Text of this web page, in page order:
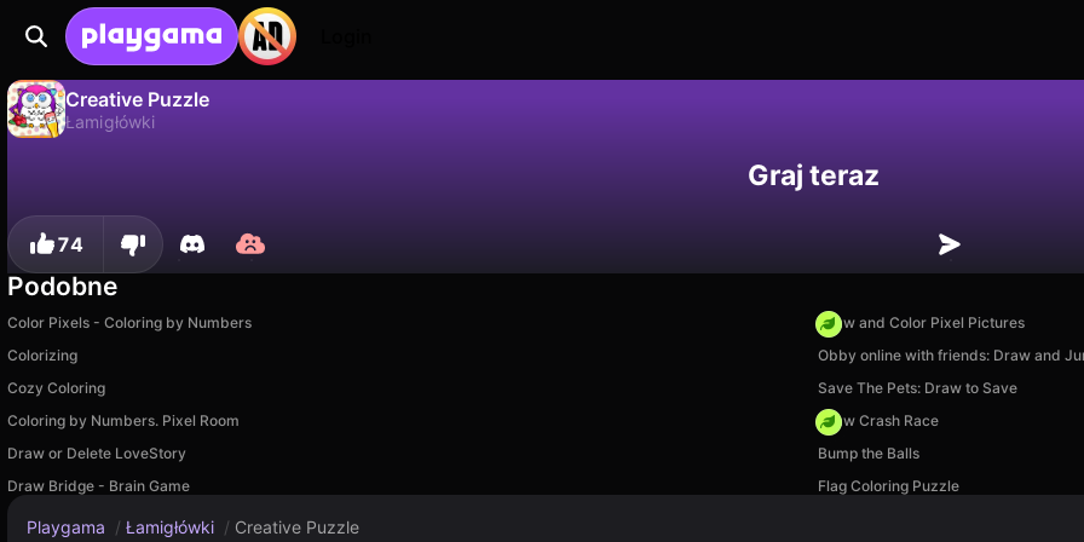
Creative Puzzle
Łamigłówki
Graj teraz
74
Podobne
Color Pixels - Coloring by Numbers
Draw and Color Pixel Pictures
Colorizing
Obby online with friends: Draw and
Cozy Coloring
Save The Pets: Draw to Save
Coloring by Numbers. Pixel Room
Draw Crash Race
Draw or Delete LoveStory
Bump the Balls
Draw Bridge - Brain Game
Flag Coloring Puzzle
Playgama / Łamigłówki / Creative Puzzle